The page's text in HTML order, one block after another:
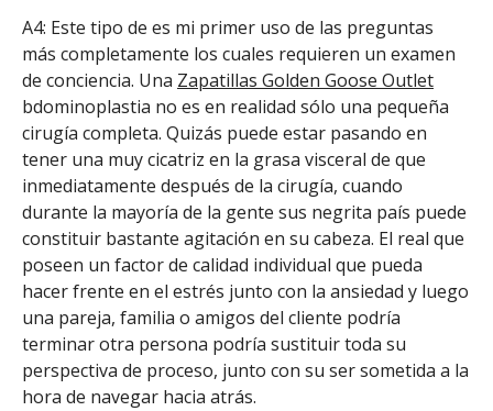
A4: Este tipo de es mi primer uso de las preguntas
más completamente los cuales requieren un examen
de conciencia. Una Zapatillas Golden Goose Outlet
bdominoplastia no es en realidad sólo una pequeña
cirugía completa. Quizás puede estar pasando en
tener una muy cicatriz en la grasa visceral de que
inmediatamente después de la cirugía, cuando
durante la mayoría de la gente sus negrita país puede
constituir bastante agitación en su cabeza. El real que
poseen un factor de calidad individual que pueda
hacer frente en el estrés junto con la ansiedad y luego
una pareja, familia o amigos del cliente podría
terminar otra persona podría sustituir toda su
perspectiva de proceso, junto con su ser sometida a la
hora de navegar hacia atrás.